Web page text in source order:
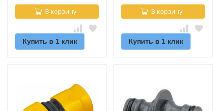
В корзину
Купить в 1 клик
В корзину
Купить в 1 клик